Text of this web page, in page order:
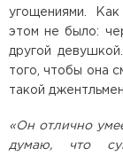
угощениями.
этом не было:
другой
того, чтобы она
такой
«Он отлично
думаю, что